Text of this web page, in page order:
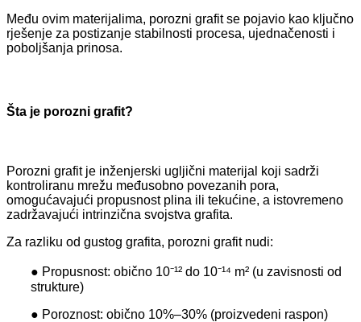
Među ovim materijalima, porozni grafit se pojavio kao ključno
rješenje za postizanje stabilnosti procesa, ujednačenosti i
poboljšanja prinosa.
Šta je porozni grafit?
Porozni grafit je inženjerski ugljični materijal koji sadrži
kontroliranu mrežu međusobno povezanih pora,
omogućavajući propusnost plina ili tekućine, a istovremeno
zadržavajući intrinzična svojstva grafita.
Za razliku od gustog grafita, porozni grafit nudi:
● Propusnost: obično 10⁻¹² do 10⁻¹⁴ m² (u zavisnosti od
strukture)
● Poroznost: obično 10%–30% (proizvedeni raspon)